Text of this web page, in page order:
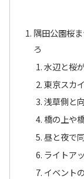
隅田公園桜
ろ
水辺と桜
東京スカ
浅草側と
橋の上や
昼と夜で
ライトア
イベント